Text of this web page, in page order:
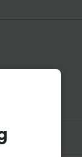
letzter Zug